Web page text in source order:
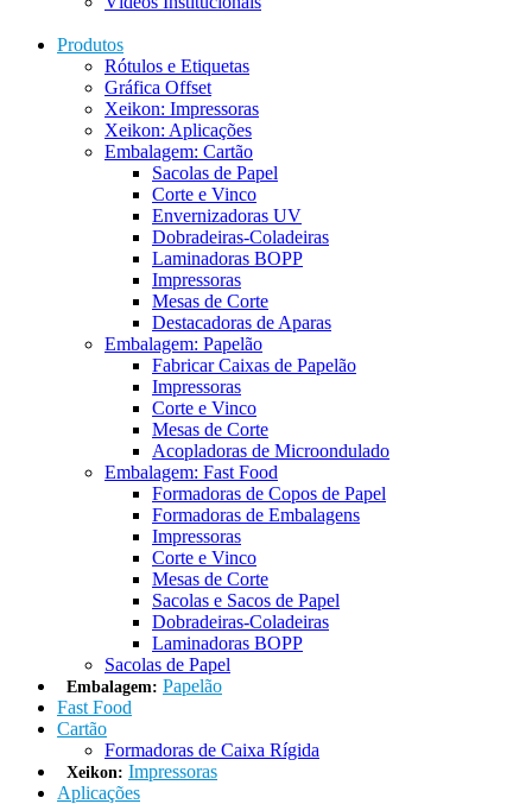
Produtos
Rótulos e Etiquetas
Gráfica Offset
Xeikon: Impressoras
Xeikon: Aplicações
Embalagem: Cartão
Sacolas de Papel
Corte e Vinco
Envernizadoras UV
Dobradeiras-Coladeiras
Laminadoras BOPP
Impressoras
Mesas de Corte
Destacadoras de Aparas
Embalagem: Papelão
Fabricar Caixas de Papelão
Impressoras
Corte e Vinco
Mesas de Corte
Acopladoras de Microondulado
Embalagem: Fast Food
Formadoras de Copos de Papel
Formadoras de Embalagens
Impressoras
Corte e Vinco
Mesas de Corte
Sacolas e Sacos de Papel
Dobradeiras-Coladeiras
Laminadoras BOPP
Sacolas de Papel
Embalagem: Papelão
Fast Food
Cartão
Formadoras de Caixa Rígida
Xeikon: Impressoras
Aplicações